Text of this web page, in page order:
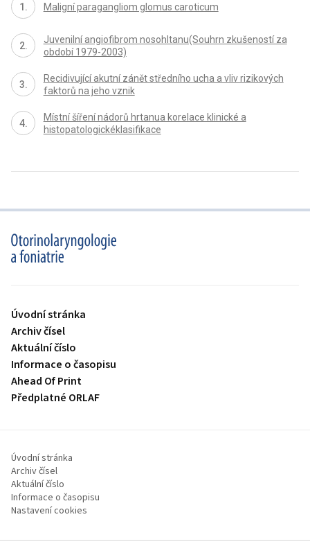
Maligní paragangliom glomus caroticum
Juvenilní angiofibrom nosohltanu(Souhrn zkušeností za
období 1979-2003)
Recidivující akutní zánět středního ucha a vliv rizikových
faktorů na jeho vznik
Místní šíření nádorů hrtanua korelace klinické a
histopatologickéklasifikace
proLékaře.cz
Úvodní stránka
Archiv čísel
Aktuální číslo
Informace o časopisu
Ahead Of Print
Předplatné ORLAF
Úvodní stránka
Archiv čísel
Aktuální číslo
Informace o časopisu
Nastavení cookies